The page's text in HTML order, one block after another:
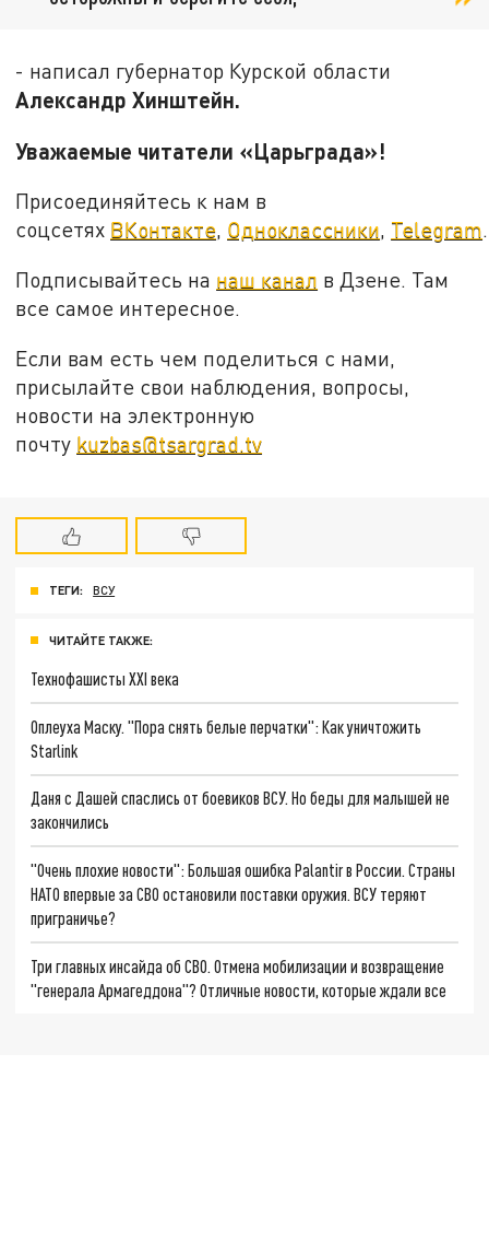
- написал губернатор Курской области
Александр Хинштейн.
Уважаемые читатели «Царьграда»!
Присоединяйтесь к нам в
соцсетях ВКонтакте, Одноклассники, Telegram.
Подписывайтесь на наш канал в Дзене. Там
все самое интересное.
Если вам есть чем поделиться с нами,
присылайте свои наблюдения, вопросы,
новости на электронную
почту kuzbas@tsargrad.tv
ТЕГИ: ВСУ
ЧИТАЙТЕ ТАКЖЕ:
Технофашисты XXI века
Оплеуха Маску. "Пора снять белые перчатки": Как уничтожить
Starlink
Даня с Дашей спаслись от боевиков ВСУ. Но беды для малышей не
закончились
"Очень плохие новости": Большая ошибка Palantir в России. Страны
НАТО впервые за СВО остановили поставки оружия. ВСУ теряют
приграничье?
Три главных инсайда об СВО. Отмена мобилизации и возвращение
"генерала Армагеддона"? Отличные новости, которые ждали все